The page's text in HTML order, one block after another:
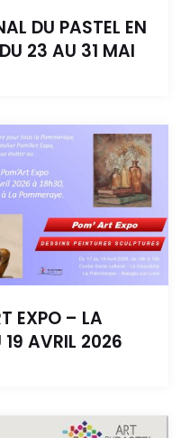
DU PASTEL EN
23 AU 31 MAI
EXPO – LA
19 AVRIL 2026